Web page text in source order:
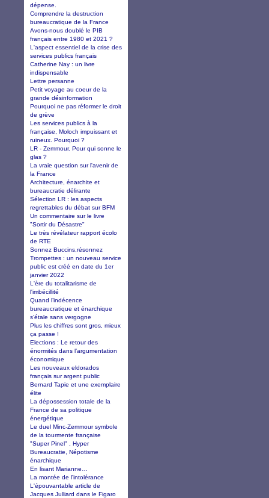
dépense.
Comprendre la destruction
bureaucratique de la France
Avons-nous doublé le PIB
français entre 1980 et 2021 ?
L'aspect essentiel de la crise des
services publics français
Catherine Nay : un livre
indispensable
Lettre persanne
Petit voyage au coeur de la
grande désinformation
Pourquoi ne pas réformer le droit
de grève
Les services publics à la
française, Moloch impuissant et
ruineux. Pourquoi ?
LR - Zemmour. Pour qui sonne le
glas ?
La vraie question sur l'avenir de
la France
Architecture, énarchite et
bureaucratie délirante
Sélection LR : les aspects
regrettables du débat sur BFM
Un commentaire sur le livre
"Sortir du Désastre"
Le très révélateur rapport écolo
de RTE
Sonnez Buccins,résonnez
Trompettes : un nouveau service
public est créé en date du 1er
janvier 2022
L'ère du totalitarisme de
l'imbécillité
Quand l’indécence
bureaucratique et énarchique
s’étale sans vergogne
Plus les chiffres sont gros, mieux
ça passe !
Elections : Le retour des
énormités dans l’argumentation
économique
Les nouveaux eldorados
français sur argent public
Bernard Tapie et une exemplaire
élite
La dépossession totale de la
France de sa politique
énergétique
Le duel Minc-Zemmour symbole
de la tourmente française
"Super Pinel" , Hyper
Bureaucratie, Népotisme
énarchique
En lisant Marianne…
La montée de l'intolérance
L'épouvantable article de
Jacques Julliard dans le Figaro